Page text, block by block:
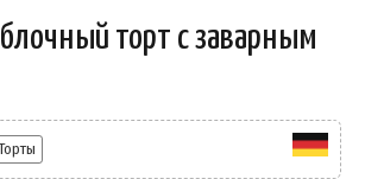
торт с заварным